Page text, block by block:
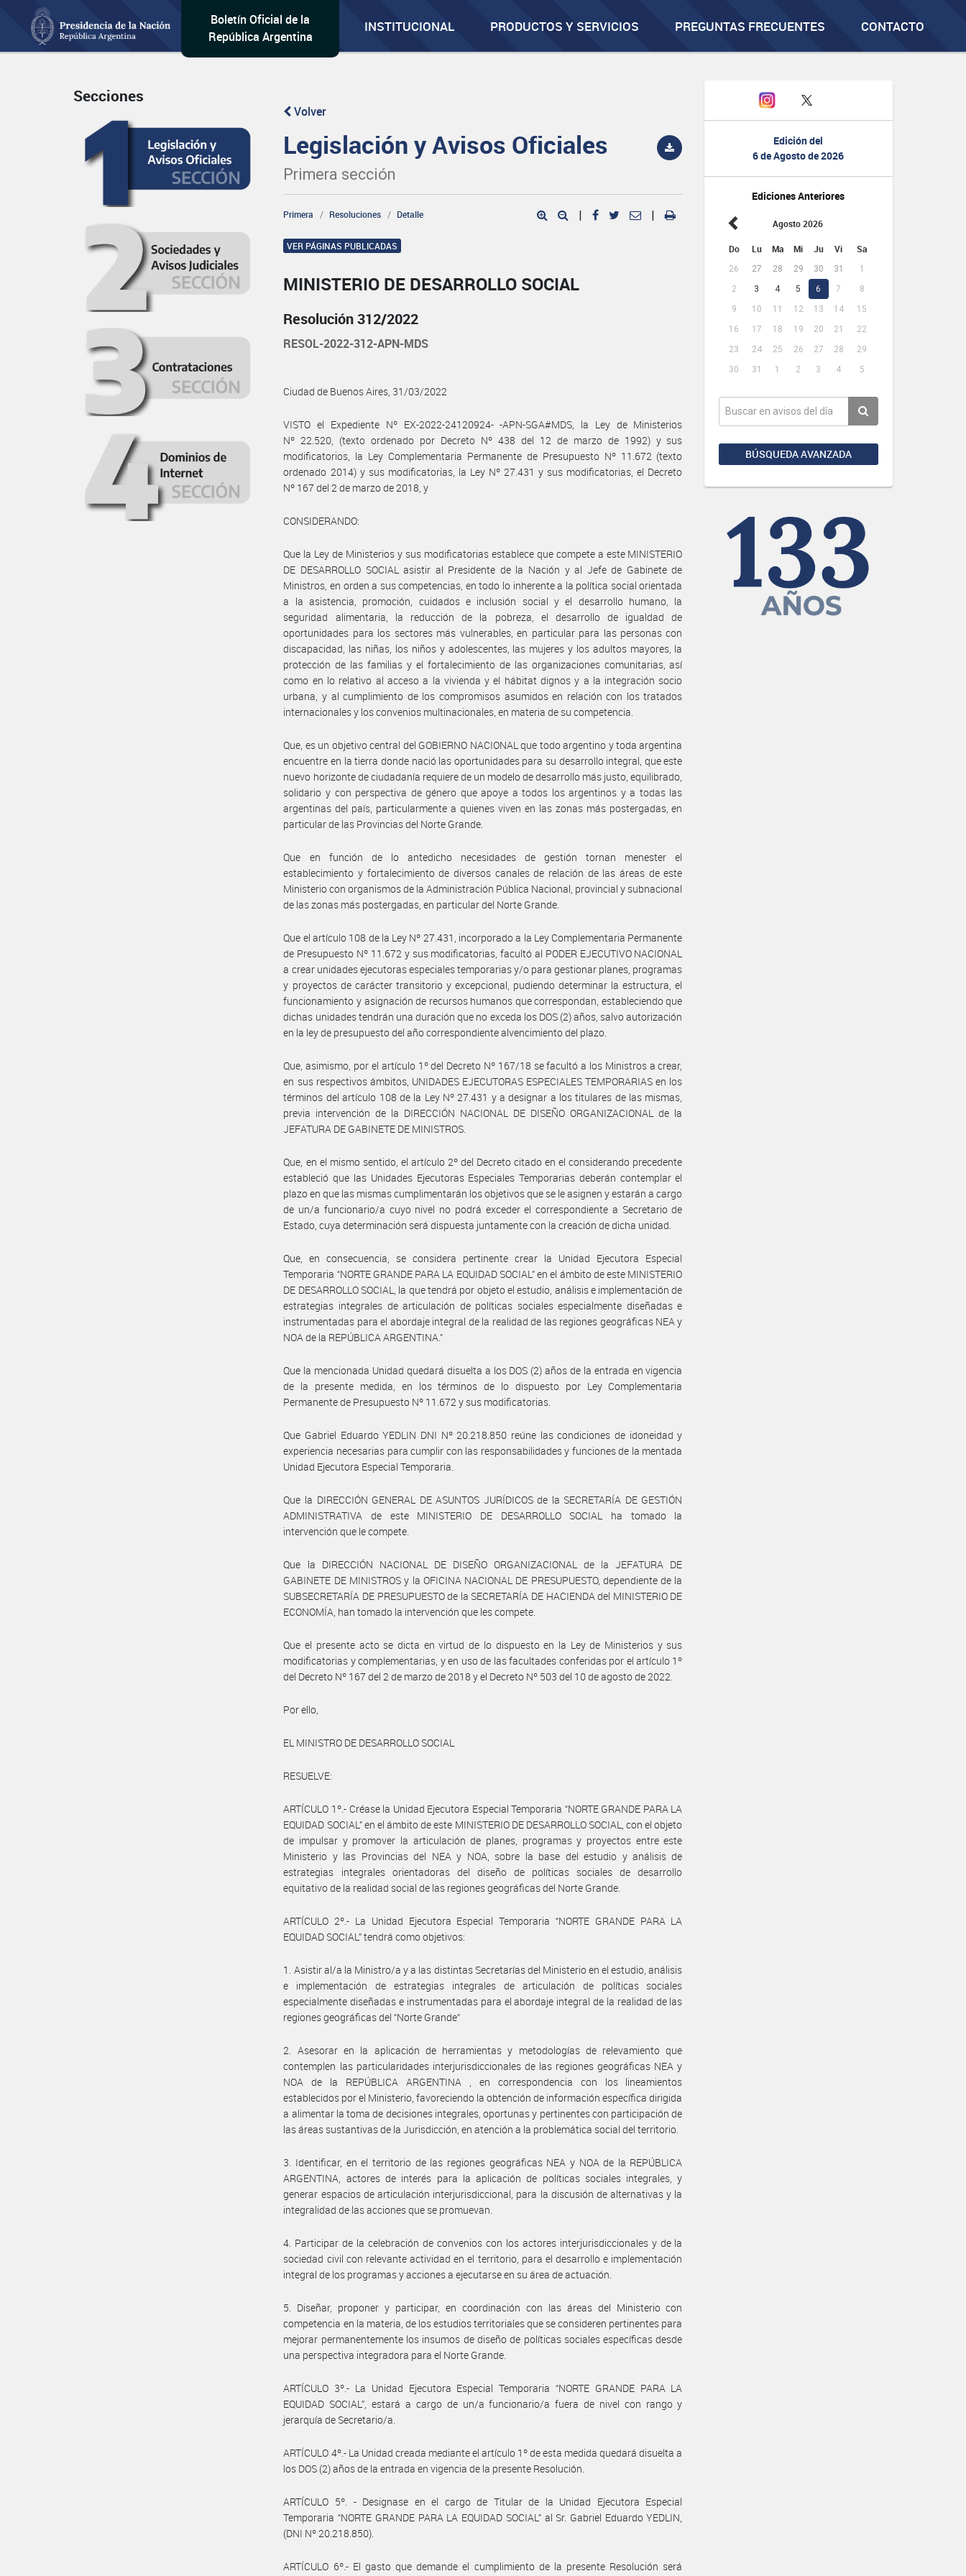
Boletín Oficial de la
República Argentina
INSTITUCIONAL PRODUCTOS Y SERVICIOS PREGUNTAS FRECUENTES CONTACTO
Edición del
6 de Agosto de 2026
Ediciones Anteriores
Agosto 2026
Do Lu Ma Mi Ju Vi Sa
26 27 28 29 30 31
1
2
3 4 5 6 7
8
9
10 11 12 13 14
15
16
17 18 19 20 21
22
23
24 25 26 27 28
29
30
31 1 2 3 4 5
BÚSQUEDA AVANZADA
Secciones
Volver
Legislación y Avisos Oficiales
Primera sección
Primera Resoluciones Detalle | |
VER PÁGINAS PUBLICADAS
MINISTERIO DE DESARROLLO SOCIAL
Resolución 312/2022
RESOL-2022-312-APN-MDS
Ciudad de Buenos Aires, 31/03/2022
VISTO el Expediente Nº EX-2022-24120924- -APN-SGA#MDS, la Ley de Ministerios
Nº 22.520, (texto ordenado por Decreto Nº 438 del 12 de marzo de 1992) y sus
modificatorios, la Ley Complementaria Permanente de Presupuesto Nº 11.672 (texto
ordenado 2014) y sus modificatorias, la Ley Nº 27.431 y sus modificatorias, el Decreto
Nº 167 del 2 de marzo de 2018, y
CONSIDERANDO:
Que la Ley de Ministerios y sus modificatorias establece que compete a este MINISTERIO
DE DESARROLLO SOCIAL asistir al Presidente de la Nación y al Jefe de Gabinete de
Ministros, en orden a sus competencias, en todo lo inherente a la política social orientada
a la asistencia, promoción, cuidados e inclusión social y el desarrollo humano, la
seguridad alimentaria, la reducción de la pobreza, el desarrollo de igualdad de
oportunidades para los sectores más vulnerables, en particular para las personas con
discapacidad, las niñas, los niños y adolescentes, las mujeres y los adultos mayores, la
protección de las familias y el fortalecimiento de las organizaciones comunitarias, así
como en lo relativo al acceso a la vivienda y el hábitat dignos y a la integración socio
urbana, y al cumplimiento de los compromisos asumidos en relación con los tratados
internacionales y los convenios multinacionales, en materia de su competencia.
Que, es un objetivo central del GOBIERNO NACIONAL que todo argentino y toda argentina
encuentre en la tierra donde nació las oportunidades para su desarrollo integral, que este
nuevo horizonte de ciudadanía requiere de un modelo de desarrollo más justo, equilibrado,
solidario y con perspectiva de género que apoye a todos los argentinos y a todas las
argentinas del país, particularmente a quienes viven en las zonas más postergadas, en
particular de las Provincias del Norte Grande.
Que en función de lo antedicho necesidades de gestión tornan menester el
establecimiento y fortalecimiento de diversos canales de relación de las áreas de este
Ministerio con organismos de la Administración Pública Nacional, provincial y subnacional
de las zonas más postergadas, en particular del Norte Grande.
Que el artículo 108 de la Ley Nº 27.431, incorporado a la Ley Complementaria Permanente
de Presupuesto Nº 11.672 y sus modificatorias, facultó al PODER EJECUTIVO NACIONAL
a crear unidades ejecutoras especiales temporarias y/o para gestionar planes, programas
y proyectos de carácter transitorio y excepcional, pudiendo determinar la estructura, el
funcionamiento y asignación de recursos humanos que correspondan, estableciendo que
dichas unidades tendrán una duración que no exceda los DOS (2) años, salvo autorización
en la ley de presupuesto del año correspondiente alvencimiento del plazo.
Que, asimismo, por el artículo 1º del Decreto Nº 167/18 se facultó a los Ministros a crear,
en sus respectivos ámbitos, UNIDADES EJECUTORAS ESPECIALES TEMPORARIAS en los
términos del artículo 108 de la Ley Nº 27.431 y a designar a los titulares de las mismas,
previa intervención de la DIRECCIÓN NACIONAL DE DISEÑO ORGANIZACIONAL de la
JEFATURA DE GABINETE DE MINISTROS.
Que, en el mismo sentido, el artículo 2º del Decreto citado en el considerando precedente
estableció que las Unidades Ejecutoras Especiales Temporarias deberán contemplar el
plazo en que las mismas cumplimentarán los objetivos que se le asignen y estarán a cargo
de un/a funcionario/a cuyo nivel no podrá exceder el correspondiente a Secretario de
Estado, cuya determinación será dispuesta juntamente con la creación de dicha unidad.
Que, en consecuencia, se considera pertinente crear la Unidad Ejecutora Especial
Temporaria “NORTE GRANDE PARA LA EQUIDAD SOCIAL” en el ámbito de este MINISTERIO
DE DESARROLLO SOCIAL, la que tendrá por objeto el estudio, análisis e implementación de
estrategias integrales de articulación de políticas sociales especialmente diseñadas e
instrumentadas para el abordaje integral de la realidad de las regiones geográficas NEA y
NOA de la REPÚBLICA ARGENTINA.”
Que la mencionada Unidad quedará disuelta a los DOS (2) años de la entrada en vigencia
de la presente medida, en los términos de lo dispuesto por Ley Complementaria
Permanente de Presupuesto Nº 11.672 y sus modificatorias.
Que Gabriel Eduardo YEDLIN DNI Nº 20.218.850 reúne las condiciones de idoneidad y
experiencia necesarias para cumplir con las responsabilidades y funciones de la mentada
Unidad Ejecutora Especial Temporaria.
Que la DIRECCIÓN GENERAL DE ASUNTOS JURÍDICOS de la SECRETARÍA DE GESTIÓN
ADMINISTRATIVA de este MINISTERIO DE DESARROLLO SOCIAL ha tomado la
intervención que le compete.
Que la DIRECCIÓN NACIONAL DE DISEÑO ORGANIZACIONAL de la JEFATURA DE
GABINETE DE MINISTROS y la OFICINA NACIONAL DE PRESUPUESTO, dependiente de la
SUBSECRETARÍA DE PRESUPUESTO de la SECRETARÍA DE HACIENDA del MINISTERIO DE
ECONOMÍA, han tomado la intervención que les compete.
Que el presente acto se dicta en virtud de lo dispuesto en la Ley de Ministerios y sus
modificatorias y complementarias, y en uso de las facultades conferidas por el artículo 1º
del Decreto Nº 167 del 2 de marzo de 2018 y el Decreto Nº 503 del 10 de agosto de 2022.
Por ello,
EL MINISTRO DE DESARROLLO SOCIAL
RESUELVE:
ARTÍCULO 1º.- Créase la Unidad Ejecutora Especial Temporaria “NORTE GRANDE PARA LA
EQUIDAD SOCIAL” en el ámbito de este MINISTERIO DE DESARROLLO SOCIAL, con el objeto
de impulsar y promover la articulación de planes, programas y proyectos entre este
Ministerio y las Provincias del NEA y NOA, sobre la base del estudio y análisis de
estrategias integrales orientadoras del diseño de políticas sociales de desarrollo
equitativo de la realidad social de las regiones geográficas del Norte Grande.
ARTÍCULO 2º.- La Unidad Ejecutora Especial Temporaria “NORTE GRANDE PARA LA
EQUIDAD SOCIAL” tendrá como objetivos:
1. Asistir al/a la Ministro/a y a las distintas Secretarías del Ministerio en el estudio, análisis
e implementación de estrategias integrales de articulación de políticas sociales
especialmente diseñadas e instrumentadas para el abordaje integral de la realidad de las
regiones geográficas del “Norte Grande”
2. Asesorar en la aplicación de herramientas y metodologías de relevamiento que
contemplen las particularidades interjurisdiccionales de las regiones geográficas NEA y
NOA de la REPÚBLICA ARGENTINA , en correspondencia con los lineamientos
establecidos por el Ministerio, favoreciendo la obtención de información específica dirigida
a alimentar la toma de decisiones integrales, oportunas y pertinentes con participación de
las áreas sustantivas de la Jurisdicción, en atención a la problemática social del territorio.
3. Identificar, en el territorio de las regiones geográficas NEA y NOA de la REPÚBLICA
ARGENTINA, actores de interés para la aplicación de políticas sociales integrales, y
generar espacios de articulación interjurisdiccional, para la discusión de alternativas y la
integralidad de las acciones que se promuevan.
4. Participar de la celebración de convenios con los actores interjurisdiccionales y de la
sociedad civil con relevante actividad en el territorio, para el desarrollo e implementación
integral de los programas y acciones a ejecutarse en su área de actuación.
5. Diseñar, proponer y participar, en coordinación con las áreas del Ministerio con
competencia en la materia, de los estudios territoriales que se consideren pertinentes para
mejorar permanentemente los insumos de diseño de políticas sociales específicas desde
una perspectiva integradora para el Norte Grande.
ARTÍCULO 3º.- La Unidad Ejecutora Especial Temporaria “NORTE GRANDE PARA LA
EQUIDAD SOCIAL”, estará a cargo de un/a funcionario/a fuera de nivel con rango y
jerarquía de Secretario/a.
ARTÍCULO 4º.- La Unidad creada mediante el artículo 1º de esta medida quedará disuelta a
los DOS (2) años de la entrada en vigencia de la presente Resolución.
ARTÍCULO 5º. - Designase en el cargo de Titular de la Unidad Ejecutora Especial
Temporaria “NORTE GRANDE PARA LA EQUIDAD SOCIAL” al Sr. Gabriel Eduardo YEDLIN,
(DNI Nº 20.218.850).
ARTÍCULO 6º.- El gasto que demande el cumplimiento de la presente Resolución será